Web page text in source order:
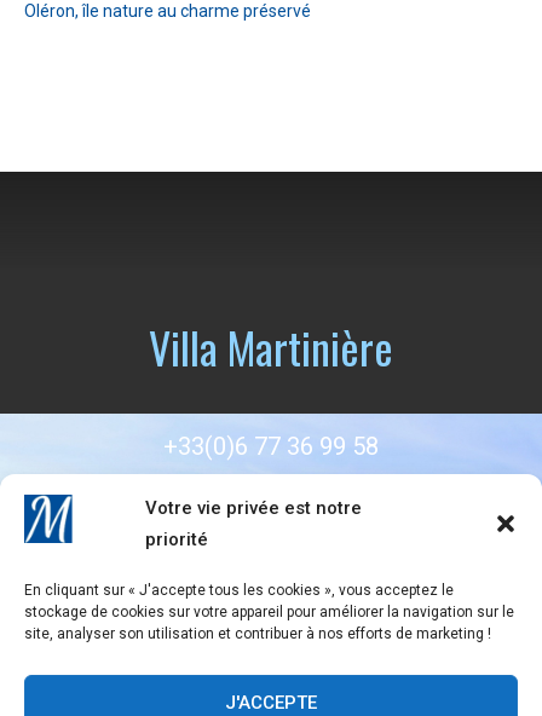
Votre vie privée est notre
priorité
En cliquant sur « J'accepte tous les cookies », vous acceptez le
stockage de cookies sur votre appareil pour améliorer la navigation sur le
site, analyser son utilisation et contribuer à nos efforts de marketing !
J'ACCEPTE
Oléron, île nature au charme préservé
Villa Martinière
+33(0)6 77 36 99 58